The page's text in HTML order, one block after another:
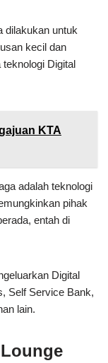
dilakukan untuk
kecil dan
Digital
KTA
adalah teknologi
pihak
entah di
Digital
Self Service Bank,
lain.